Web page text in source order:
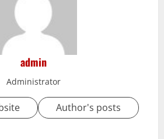
admin
Administrator
Author's posts